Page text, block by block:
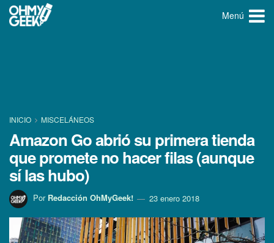
Menú
INICIO MISCELÁNEOS
Amazon Go abrió su primera tienda
que promete no hacer filas (aunque
sí­ las hubo)
Por Redacción OhMyGeek! 23 enero 2018